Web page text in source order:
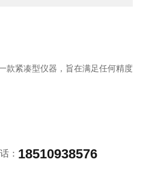
款紧凑型仪器，旨在满足任何精度
： 18510938576